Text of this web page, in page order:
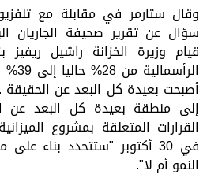
وقال ستارمر في مقابلة مع
سؤال عن تقرير صحيفة الجاريان
قيام وزيرة الخزانة راشيل ريفيز
أصبحت بعيدة كل البعد عن
إلى منطقة بعيدة كل البعد عن
القرارات المتعلقة بمشروع
في 30 أكتوبر "ستتحدد بناء
النمو أم لا".